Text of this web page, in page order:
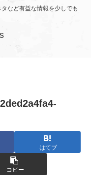
など有益な情報を少しでも
はてブ
コピー